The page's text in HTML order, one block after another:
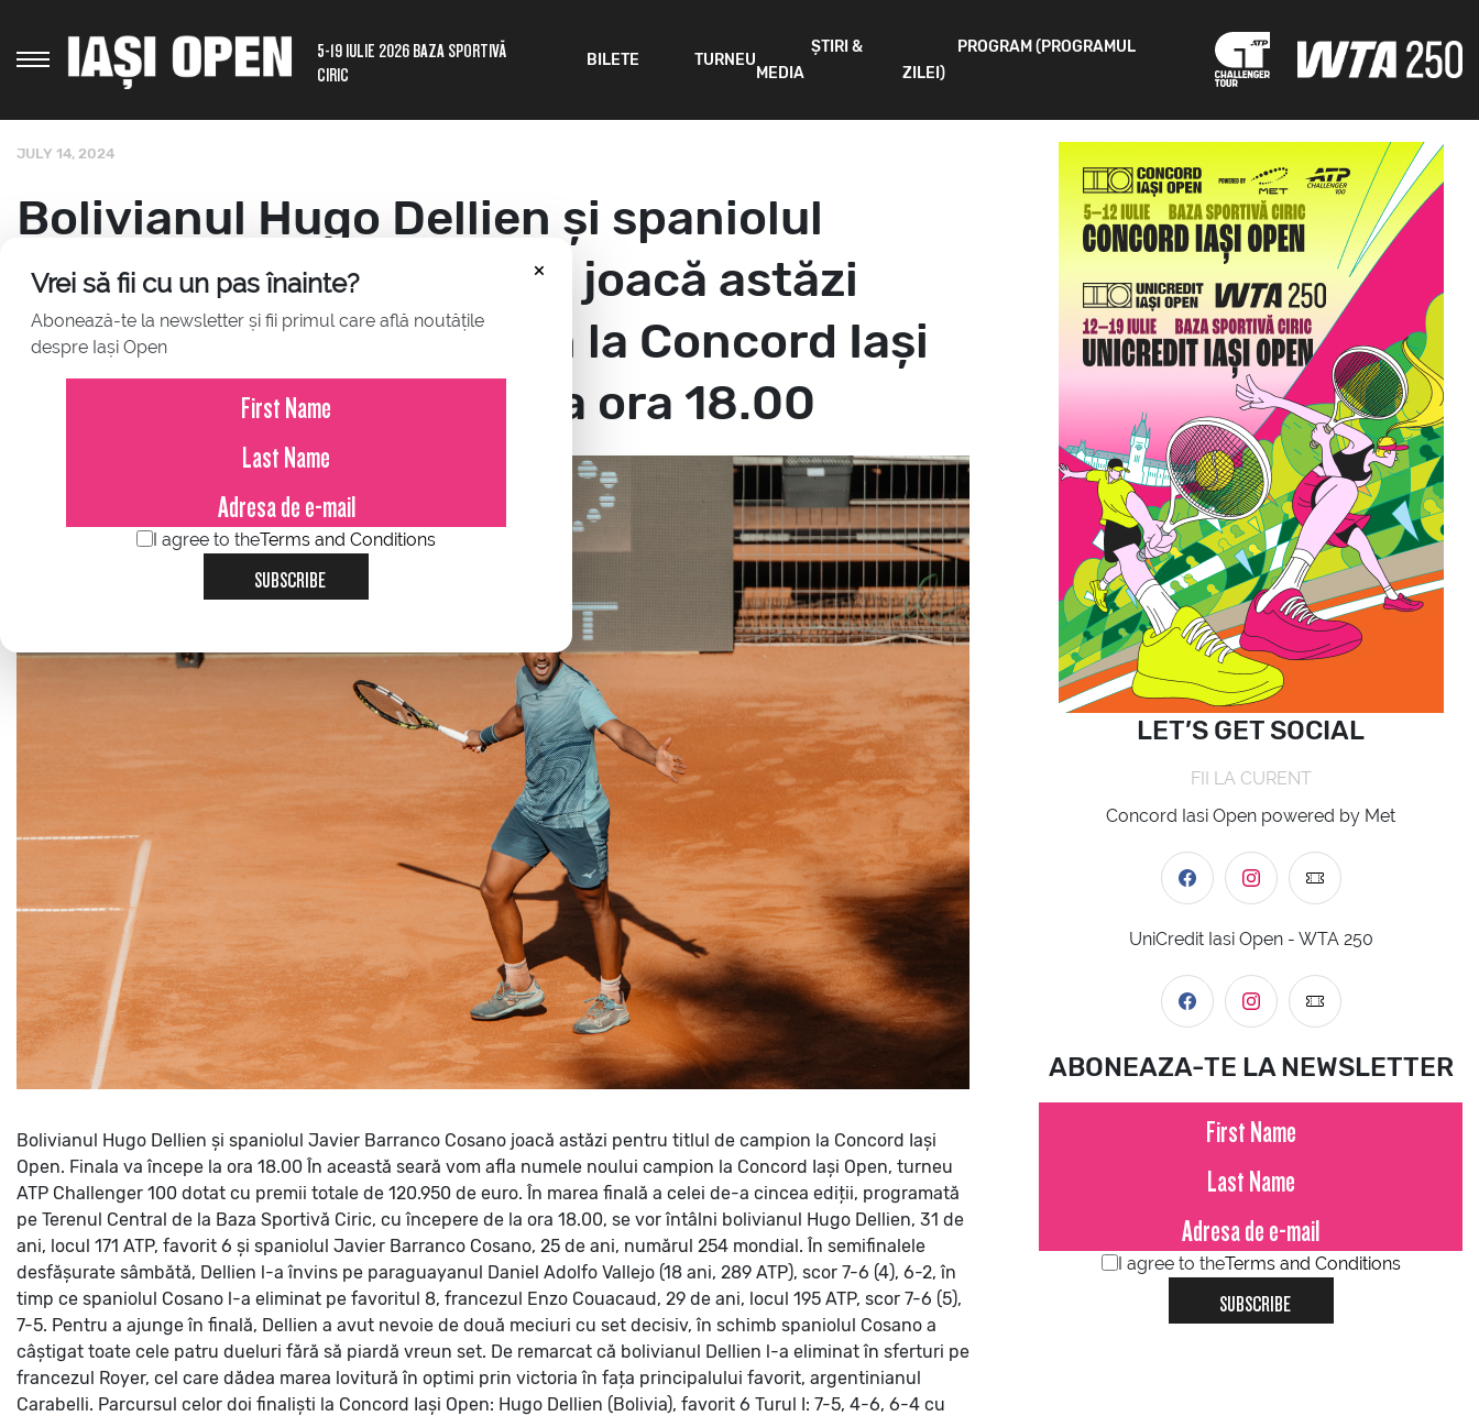
5-19 IULIE 2026 BAZA SPORTIVĂ
CIRIC
BILETE TURNEU
ȘTIRI &
MEDIA
PROGRAM (PROGRAMUL
ZILEI)
×
Vrei să fii cu un pas înainte?
Abonează-te la newsletter și fii primul care află noutățile
despre Iași Open
I agree to theTerms and Conditions
SUBSCRIBE
JULY 14, 2024
Bolivianul Hugo Dellien și spaniolul
Javier Barranco Cosano joacă astăzi
pentru titlul de campion la Concord Iași
Open. Finala va începe la ora 18.00
Bolivianul Hugo Dellien și spaniolul Javier Barranco Cosano joacă astăzi pentru titlul de campion la Concord Iași
Open. Finala va începe la ora 18.00 În această seară vom afla numele noului campion la Concord Iași Open, turneu
ATP Challenger 100 dotat cu premii totale de 120.950 de euro. În marea finală a celei de-a cincea ediții, programată
pe Terenul Central de la Baza Sportivă Ciric, cu începere de la ora 18.00, se vor întâlni bolivianul Hugo Dellien, 31 de
ani, locul 171 ATP, favorit 6 și spaniolul Javier Barranco Cosano, 25 de ani, numărul 254 mondial. În semifinalele
desfășurate sâmbătă, Dellien l-a învins pe paraguayanul Daniel Adolfo Vallejo (18 ani, 289 ATP), scor 7-6 (4), 6-2, în
timp ce spaniolul Cosano l-a eliminat pe favoritul 8, francezul Enzo Couacaud, 29 de ani, locul 195 ATP, scor 7-6 (5),
7-5. Pentru a ajunge în finală, Dellien a avut nevoie de două meciuri cu set decisiv, în schimb spaniolul Cosano a
câștigat toate cele patru dueluri fără să piardă vreun set. De remarcat că bolivianul Dellien l-a eliminat în sferturi pe
francezul Royer, cel care dădea marea lovitură în optimi prin victoria în fața principalului favorit, argentinianul
Carabelli. Parcursul celor doi finaliști la Concord Iași Open: Hugo Dellien (Bolivia), favorit 6 Turul I: 7-5, 4-6, 6-4 cu
LET’S GET SOCIAL
FII LA CURENT
Concord Iasi Open powered by Met
UniCredit Iasi Open - WTA 250
ABONEAZA-TE LA NEWSLETTER
I agree to theTerms and Conditions
SUBSCRIBE